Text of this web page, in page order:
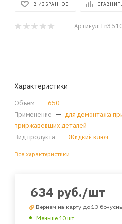
В ИЗБРАННОЕ
Артикул: Ln3510
Характеристики
Объем — 650
Применение — для демонтажа
приржавевших деталей
Вид продукта — Жидкий ключ
Все характеристики
634 руб./шт
Вернем на карту до 13
Меньше 10 шт